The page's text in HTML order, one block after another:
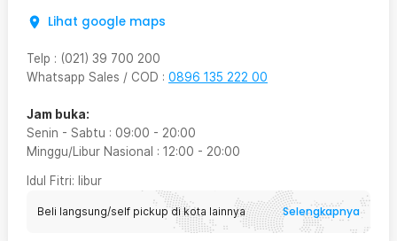
Lihat google maps
Telp : (021) 39 700 200
Whatsapp Sales / COD : 0896 135 222 00
Jam buka:
Senin - Sabtu : 09:00 - 20:00
Minggu/Libur Nasional : 12:00 - 20:00
Idul Fitri: libur
Beli langsung/self pickup di kota lainnya Selengkapnya